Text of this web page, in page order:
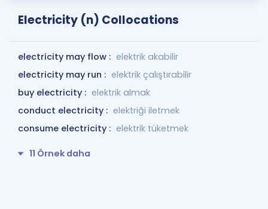
Electricity (n) Collocations
electricity may flow : elektrik akabilir
electricity may run : elektrik çalıştırabilir
buy electricity : elektrik almak
conduct electricity : elektriği iletmek
consume electricity : elektrik tüketmek
11 Örnek daha